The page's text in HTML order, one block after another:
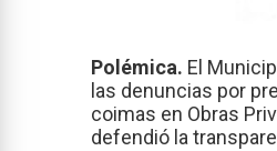
Polémica. El
las denuncias por
coimas en Obras
defendió la